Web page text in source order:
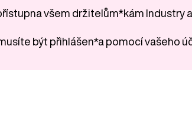
všem držitelům*kám Industry
být přihlášen*a pomocí vašeho